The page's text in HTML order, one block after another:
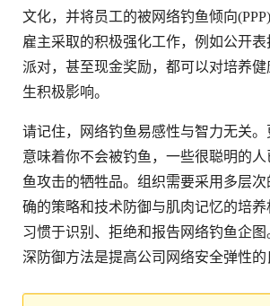
文化，并将员工的被网络钓鱼倾向(PPP)
雇主采取的积极强化工作，例如公开
派对，甚至现金奖励，都可以对培养
生积极影响。
请记住，网络钓鱼易感性与智力无关
意味着你不会被钓鱼，一些很聪明的
鱼攻击的牺牲品。组织需要采用多层
确的策略和技术防御与肌肉记忆的培养
习惯于识别、拒绝和报告网络钓鱼企
深防御方法是提高公司网络安全弹性的